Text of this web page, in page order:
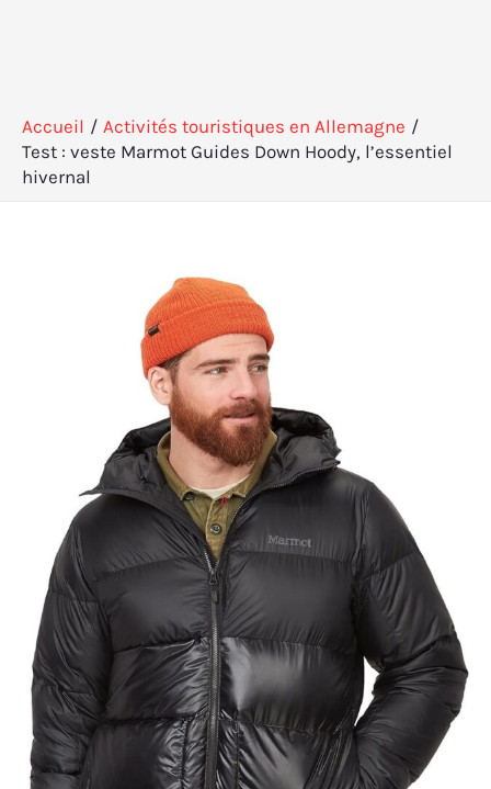
Accueil
Activités touristiques en Allemagne
Test : veste Marmot Guides Down Hoody, l’essentiel
hivernal